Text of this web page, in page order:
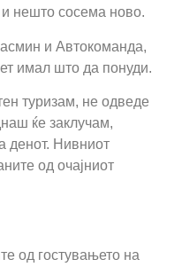
нешто сосема ново.
и Автокоманда,
имал што да понуди.
туризам, не одведе
ќе заклучам,
денот. Нивниот
од очајниот
од гостувањето на